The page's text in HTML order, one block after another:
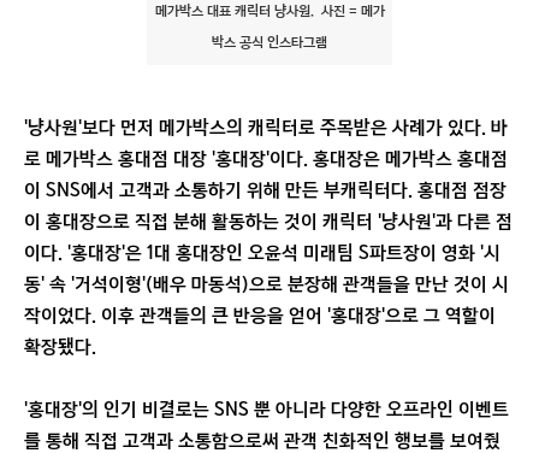
메가박스 대표 캐릭터 냥사원. 사진 = 메가
박스 공식 인스타그램
'냥사원'보다 먼저 메가박스의 캐릭터로 주목받은 사례가 있다. 바
로 메가박스 홍대점 대장 '홍대장'이다. 홍대장은 메가박스 홍대점
이 SNS에서 고객과 소통하기 위해 만든 부캐릭터다. 홍대점 점장
이 홍대장으로 직접 분해 활동하는 것이 캐릭터 '냥사원'과 다른 점
이다. '홍대장'은 1대 홍대장인 오윤석 미래팀 S파트장이 영화 '시
동' 속 '거석이형'(배우 마동석)으로 분장해 관객들을 만난 것이 시
작이었다. 이후 관객들의 큰 반응을 얻어 '홍대장'으로 그 역할이
확장됐다.
'홍대장'의 인기 비결로는 SNS 뿐 아니라 다양한 오프라인 이벤트
를 통해 직접 고객과 소통함으로써 관객 친화적인 행보를 보여줬